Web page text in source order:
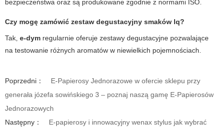
bezpieczeństwa oraz są produkowane zgodnie z normami ISO.
Czy mogę zamówić zestaw degustacyjny smaków lq?
Tak, e-dym regularnie oferuje zestawy degustacyjne pozwalające
na testowanie różnych aromatów w niewielkich pojemnościach.
Poprzedni：
E-Papierosy Jednorazowe w ofercie sklepu przy
generała józefa sowińskiego 3 – poznaj naszą gamę E-Papierosów
Jednorazowych
Następny：
E-papierosy i innowacyjny wenax stylus jak wybrać